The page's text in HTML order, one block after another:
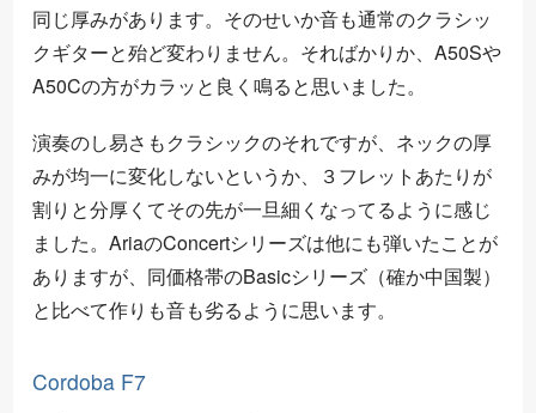
同じ厚みがあります。そのせいか音も通常のクラシッ
クギターと殆ど変わりません。そればかりか、A50Sや
A50Cの方がカラッと良く鳴ると思いました。
演奏のし易さもクラシックのそれですが、ネックの厚
みが均一に変化しないというか、３フレットあたりが
割りと分厚くてその先が一旦細くなってるように感じ
ました。AriaのConcertシリーズは他にも弾いたことが
ありますが、同価格帯のBasicシリーズ（確か中国製）
と比べて作りも音も劣るように思います。
Cordoba F7